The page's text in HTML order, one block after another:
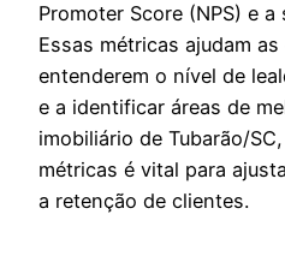
Promoter Score (NPS) e
Essas métricas ajudam as
entenderem o nível de
e a identificar áreas de
imobiliário de Tubarão/
métricas é vital para
a retenção de clientes.